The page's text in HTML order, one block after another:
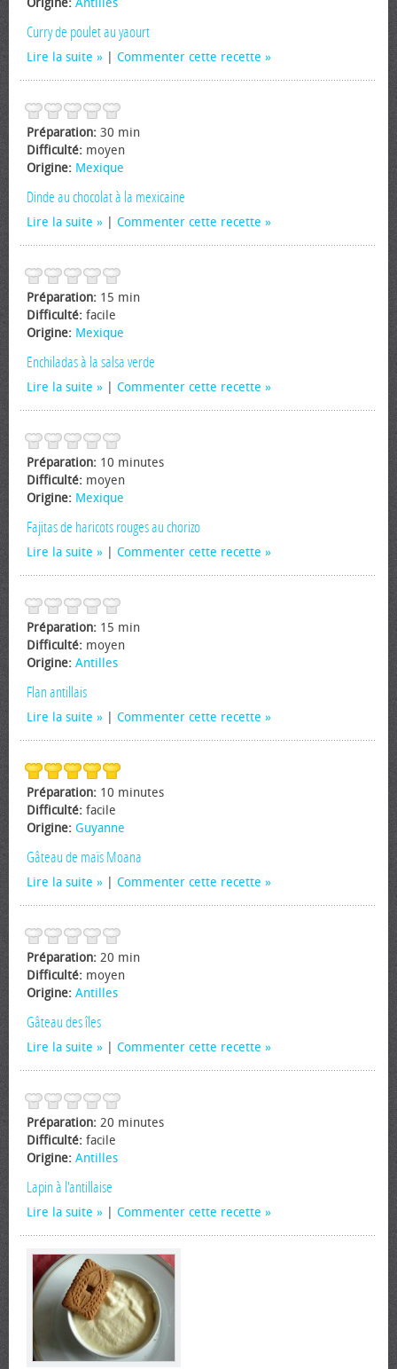
Origine: Antilles
Curry de poulet au yaourt
Lire la suite Commenter cette recette
Préparation: 30 min
Difficulté: moyen
Origine: Mexique
Dinde au chocolat à la mexicaine
Lire la suite Commenter cette recette
Préparation: 15 min
Difficulté: facile
Origine: Mexique
Enchiladas à la salsa verde
Lire la suite Commenter cette recette
Préparation: 10 minutes
Difficulté: moyen
Origine: Mexique
Fajitas de haricots rouges au chorizo
Lire la suite Commenter cette recette
Préparation: 15 min
Difficulté: moyen
Origine: Antilles
Flan antillais
Lire la suite Commenter cette recette
Préparation: 10 minutes
Difficulté: facile
Origine: Guyanne
Gâteau de maïs Moana
Lire la suite Commenter cette recette
Préparation: 20 min
Difficulté: moyen
Origine: Antilles
Gâteau des îles
Lire la suite Commenter cette recette
Préparation: 20 minutes
Difficulté: facile
Origine: Antilles
Lapin à l'antillaise
Lire la suite Commenter cette recette